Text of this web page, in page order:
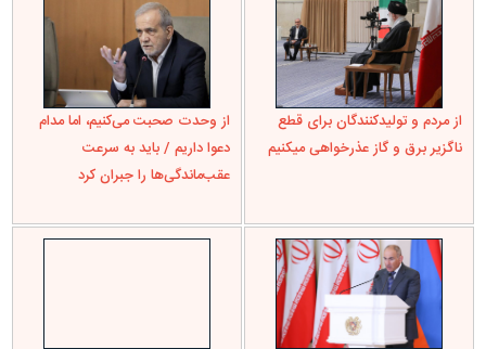
از مردم و تولیدکنندگان برای قطع
ناگزیر برق و گاز عذرخواهی می‎کنیم
از وحدت صحبت می‌کنیم، اما مدام
دعوا داریم / باید به سرعت
عقب‌ماندگی‌ها را جبران کرد